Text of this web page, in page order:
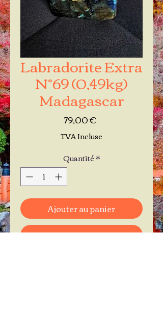
Labradorite Extra
N°69 (0,49kg)
Madagascar
79,00 €Prix
TVA Incluse
Quantité*
Ajouter au panier
Commander et payer